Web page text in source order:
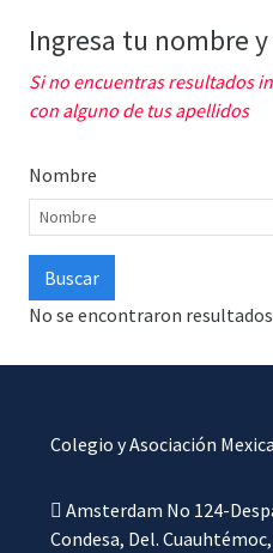
Ingresa tu nombre
Si no encuentras resultados
con alguno de tus apellidos
Nombre
No se encontraron resultados
Colegio y Asociación
Amsterdam No 124-
Condesa, Del. Cuauhtémoc,